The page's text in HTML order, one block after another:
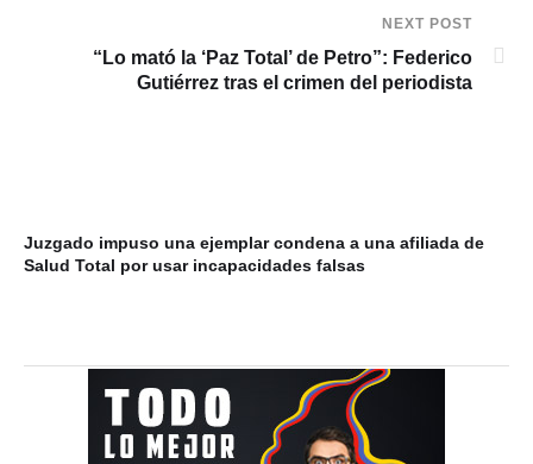
NEXT POST
“Lo mató la ‘Paz Total’ de Petro”: Federico
Gutiérrez tras el crimen del periodista
Juzgado impuso una ejemplar condena a una afiliada de
Salud Total por usar incapacidades falsas